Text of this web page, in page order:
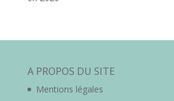
A PROPOS DU SITE
Mentions légales